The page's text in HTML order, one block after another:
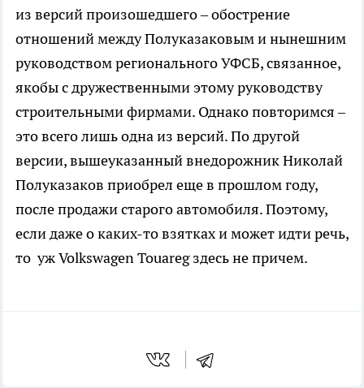
из версий произошедшего – обострение
отношений между Полуказаковым и нынешним
руководством регионального УФСБ, связанное,
якобы с дружественными этому руководству
строительными фирмами. Однако повторимся –
это всего лишь одна из версий. По другой
версии, вышеуказанный внедорожник Николай
Полуказаков приобрел еще в прошлом году,
после продажи старого автомобиля. Поэтому,
если даже о каких-то взятках и может идти речь,
то уж Volkswagen Touareg здесь не причем.